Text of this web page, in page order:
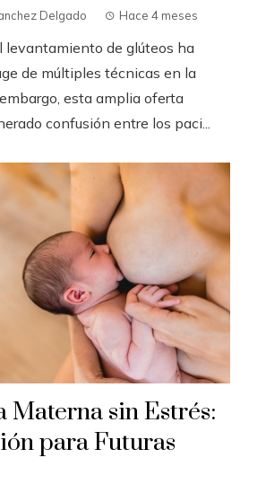
Delgado Hace 4 meses
levantamiento de glúteos ha
de múltiples técnicas en la
esta amplia oferta
confusión entre los paci...
Materna sin Estrés:
para Futuras